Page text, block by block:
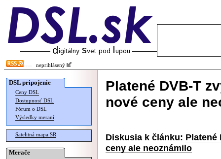
neprihlásený
DSL pripojenie
Ceny DSL
Dostupnosť DSL
Fórum o DSL
Výsledky meraní
Satelitná mapa SR
Merače
Platené DVB-T
nové ceny ale
Diskusia k článku: Platené
ceny ale neoznámilo